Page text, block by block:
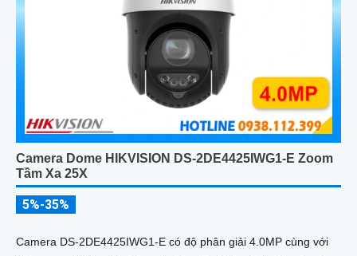
Camera Dome HIKVISION DS-2DE4425IWG1-E Zoom
Tầm Xa 25X
5%-35%
Camera DS-2DE4425IWG1-E có độ phân giải 4.0MP cùng với